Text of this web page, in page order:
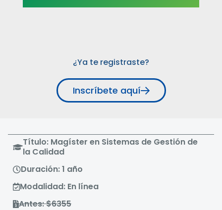
Título: Magíster en Sistemas de Gestión de
la Calidad
Duración: 1 año
Modalidad: En línea
Antes: $6355
¿Ya te registraste?
Inscríbete aquí